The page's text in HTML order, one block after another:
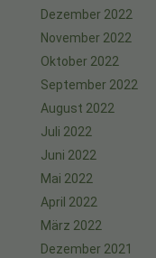
Dezember 2022
November 2022
Oktober 2022
September 2022
August 2022
Juli 2022
Juni 2022
Mai 2022
April 2022
März 2022
Dezember 2021